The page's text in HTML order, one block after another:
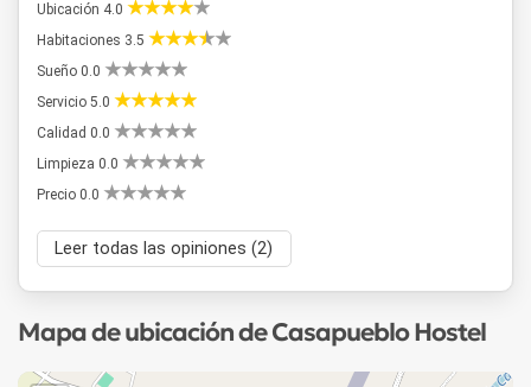
Ubicación 4.0
Habitaciones 3.5
Sueño 0.0
Servicio 5.0
Calidad 0.0
Limpieza 0.0
Precio 0.0
Leer todas las opiniones (2)
Mapa de ubicación de Casapueblo Hostel